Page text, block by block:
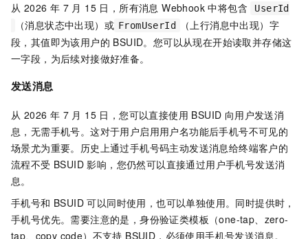
从 2026 年 7 月 15 日，所有消息 Webhook 中将包含
UserId
（消息状态中出现）或 FromUserId
（上行消息中出现）字
段，其值即为该用户的 BSUID。您可以从现在开始读取并存储这
一字段，为后续对接做好准备。
发送消息
从 2026 年 7 月 15 日，您可以直接使用 BSUID 向用户发送消
息，无需手机号。这对于用户启用用户名功能后手机号不可见的
场景尤为重要。历史上通过手机号码主动发送消息给终端客户的
流程不受 BSUID 影响，您仍然可以直接通过用户手机号发送消
息。
手机号和 BSUID 可以同时使用，也可以单独使用。同时提供时，
手机号优先。需要注意的是，身份验证类模板（one-tap、zero-
tap、copy code）不支持 BSUID，必须使用手机号发送消息。